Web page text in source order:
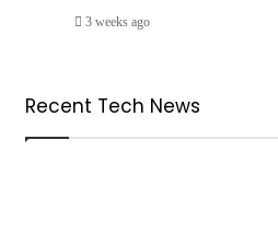
3 weeks ago
Recent Tech News